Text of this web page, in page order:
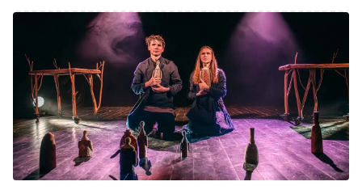
взрослении, самоопределении и мировоззрении в
цифровую эпоху покажут специально для молодого
поколения и их семей. «Сноб» выбрал несколько картин
главного кинофестиваля, наиболее заметных для
поколений Альфа и Зет